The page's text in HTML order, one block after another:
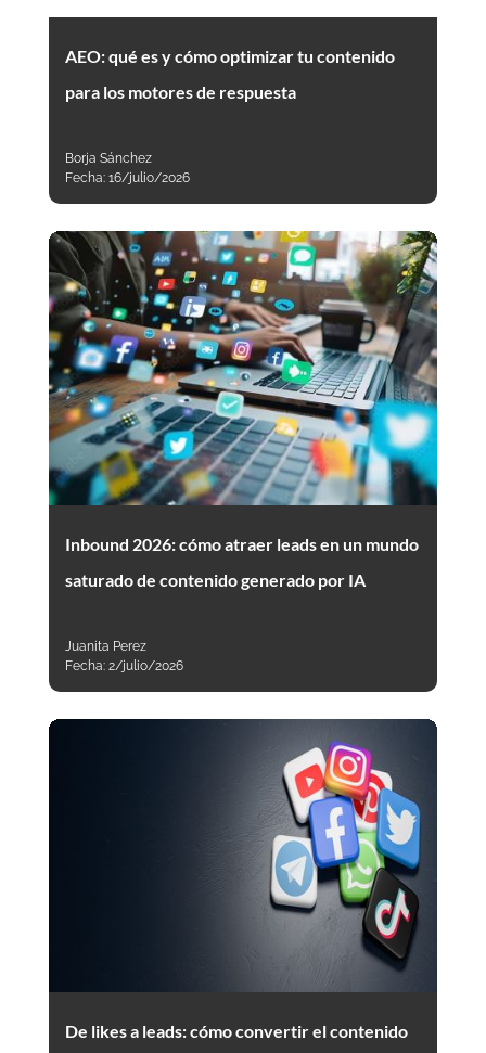
AEO: qué es y cómo optimizar tu contenido
para los motores de respuesta
Borja Sánchez
Fecha: 16/julio/2026
Inbound 2026: cómo atraer leads en un mundo
saturado de contenido generado por IA
Juanita Perez
Fecha: 2/julio/2026
De likes a leads: cómo convertir el contenido